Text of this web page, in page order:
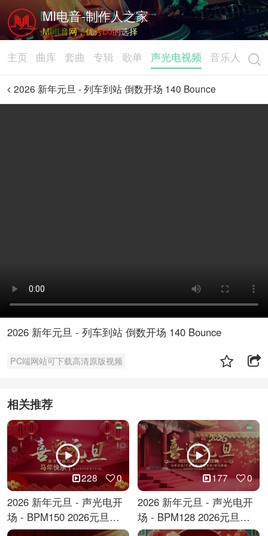
MI电音-制作人之家
MI电音网，优秀DJ的选择
主页 曲库 套曲 专辑 歌单 声光电视频 音乐人
2026 新年元旦 - 列车到站 倒数开场 140 Bounce
2026 新年元旦 - 列车到站 倒数开场 140 Bounce
PC端网站可下载高清原版视频
相关推荐
228 0
2026 新年元旦 - 声光电开
场 - BPM150 2026元旦跨
年倒计时
177 0
2026 新年元旦 - 声光电开
场 - BPM128 2026元旦马
年